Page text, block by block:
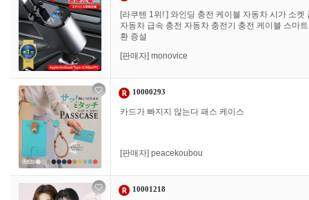
[라쿠텐 1위! ] 와인딩 충전 케이블 자동차 시가 소
자동차 급속 충전 자동차 충전기 충전 케이블 스마
환 증설
[판매자] monovice
10000293
카드가 빠지지 않는다 패스 케이스
[판매자] peacekoubou
10001218